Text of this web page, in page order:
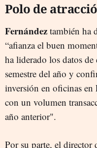
Polo de
Fernández también ha
“afianza el buen
ha liderado los datos
semestre del año y
inversión en oficinas en
con un volumen
año anterior".
Por su parte, el director